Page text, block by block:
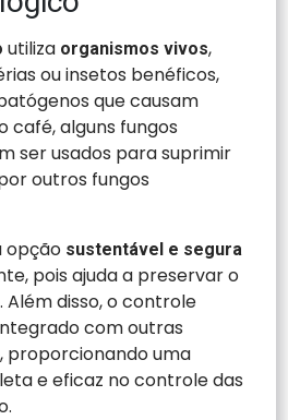
utiliza organismos vivos,
ou insetos benéficos,
que causam
café, alguns fungos
ser usados para suprimir
outros fungos
opção sustentável e segura
pois ajuda a preservar o
disso, o controle
com outras
proporcionando uma
e eficaz no controle das